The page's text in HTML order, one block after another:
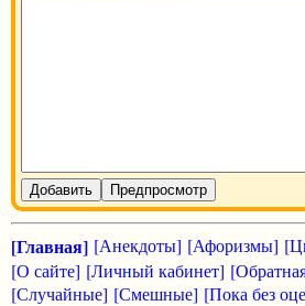
Добавить Предпросмотр
[Главная] [Анекдоты] [Афоризмы]
[О сайте] [Личный кабинет]
[Случайные] [Смешные] [Пока без